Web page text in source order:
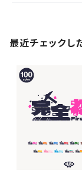
最近チェックし